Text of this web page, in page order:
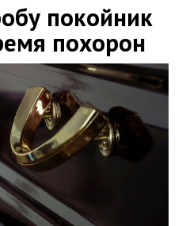
покойник
похорон